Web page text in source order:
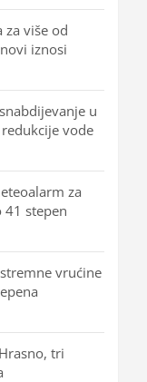
za više od
iznosi
u
vode
za
41 stepen
vrućine
tri